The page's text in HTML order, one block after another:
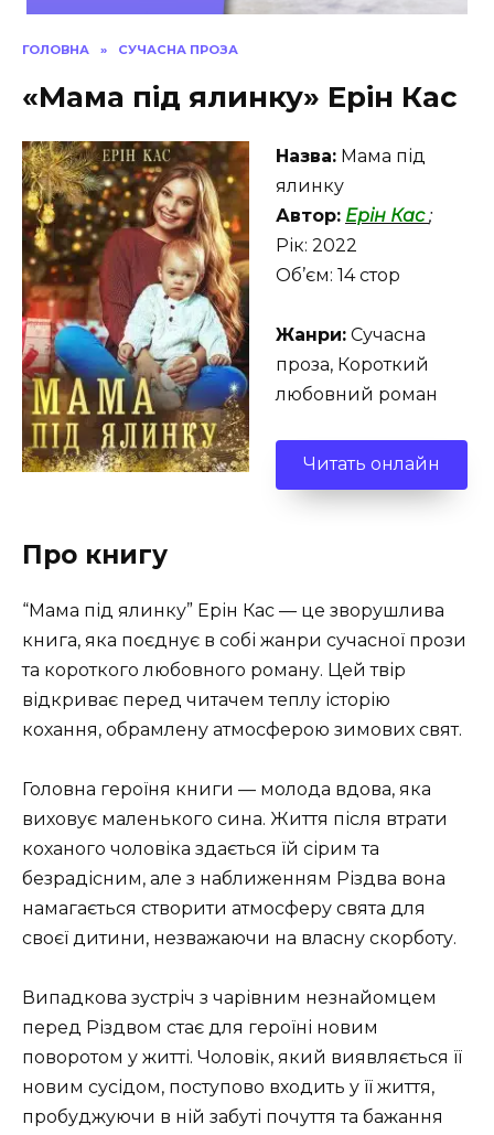
ГОЛОВНА » СУЧАСНА ПРОЗА
«Мама під ялинку» Ерін Кас
Назва: Мама під
ялинку
Автор: Ерін Кас ;
Рік: 2022
Об’єм: 14 стор
Жанри: Сучасна
проза, Короткий
любовний роман
Читать онлайн
Про книгу
“Мама під ялинку” Ерін Кас — це зворушлива
книга, яка поєднує в собі жанри сучасної прози
та короткого любовного роману. Цей твір
відкриває перед читачем теплу історію
кохання, обрамлену атмосферою зимових свят.
Головна героїня книги — молода вдова, яка
виховує маленького сина. Життя після втрати
коханого чоловіка здається їй сірим та
безрадісним, але з наближенням Різдва вона
намагається створити атмосферу свята для
своєї дитини, незважаючи на власну скорботу.
Випадкова зустріч з чарівним незнайомцем
перед Різдвом стає для героїні новим
поворотом у житті. Чоловік, який виявляється її
новим сусідом, поступово входить у її життя,
пробуджуючи в ній забуті почуття та бажання